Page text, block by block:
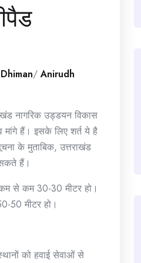
/Anirudh
नागरिक उड्डयन विकास
मांगे हैं। इसके लिए शर्त ये है
के मुताबिक, उत्तराखंड
हैं।
से कम 30-30 मीटर हो।
50 मीटर हो।
को हवाई सेवाओं से